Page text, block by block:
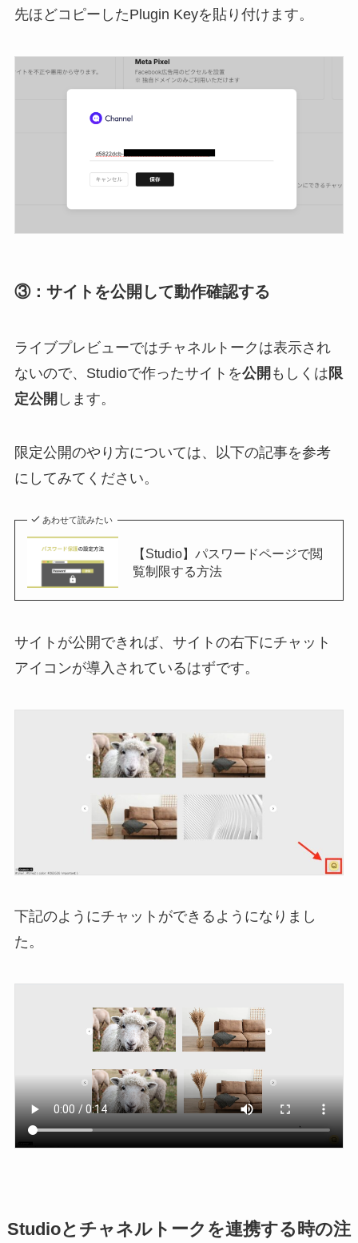
先ほどコピーしたPlugin Keyを貼り付けます。
③：サイトを公開して動作確認する
ライブプレビューではチャネルトークは表示され
ないので、Studioで作ったサイトを公開 もしくは 限
定公開 します。
限定公開のやり方については、以下の記事を参考
にしてみてください。
あわせて読みたい
【Studio】パスワードページで閲
覧制限する方法
サイトが公開できれば、サイトの右下にチャット
アイコンが導入されているはずです。
下記のようにチャットができるようになりまし
た。
Studioとチャネルトークを連携する時の注